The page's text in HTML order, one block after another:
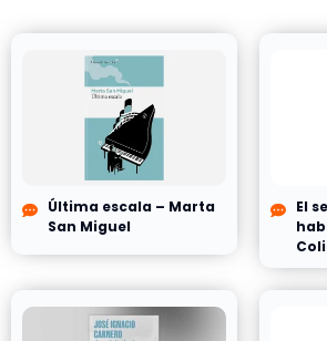
Última escala – Marta
San Miguel
El